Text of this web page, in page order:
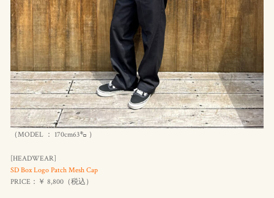
（MODEL ： 170cm63㌔ ）
[HEADWEAR]
SD Box Logo Patch Mesh Cap
PRICE：￥ 8,800（税込 ）